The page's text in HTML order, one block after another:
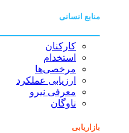
منابع انسانی
کارکنان
استخدام
مرخصی‌ها
ارزیابی عملکرد
معرفی نیرو
ناوگان
بازاریابی